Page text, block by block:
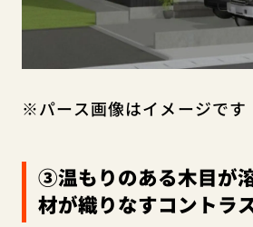
※パース画像はイメージです
③温もりのある木目が
材が織りなすコントラ